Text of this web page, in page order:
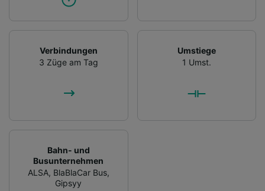
Verbindungen
3 Züge am Tag
Umstiege
1 Umst.
Bahn- und
Busunternehmen
ALSA, BlaBlaCar Bus,
Gipsyy